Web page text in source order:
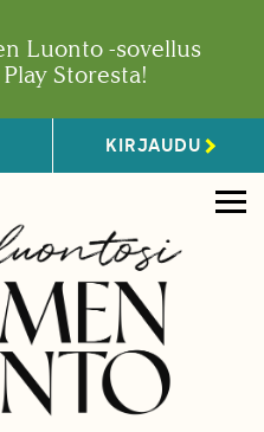
Luonto -sovellus
Storesta!
KIRJAUDU